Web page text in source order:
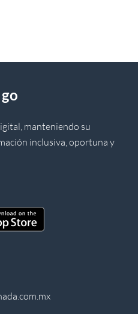
manteniendo su
inclusiva, oportuna y